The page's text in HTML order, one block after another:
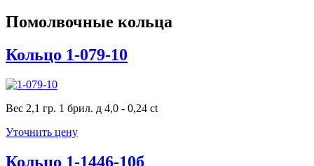
Помолвочные кольца
Кольцо 1-079-10
Вес 2,1 гр. 1 брил. д 4,0 - 0,24 ct
Уточнить цену
Кольцо 1-1446-10б